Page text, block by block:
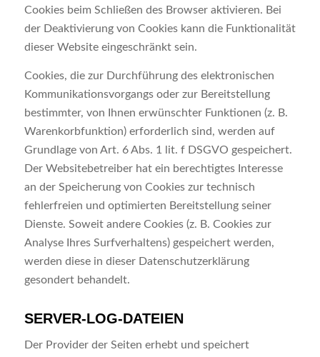
Cookies beim Schließen des Browser aktivieren. Bei
der Deaktivierung von Cookies kann die Funktionalität
dieser Website eingeschränkt sein.
Cookies, die zur Durchführung des elektronischen
Kommunikationsvorgangs oder zur Bereitstellung
bestimmter, von Ihnen erwünschter Funktionen (z. B.
Warenkorbfunktion) erforderlich sind, werden auf
Grundlage von Art. 6 Abs. 1 lit. f DSGVO gespeichert.
Der Websitebetreiber hat ein berechtigtes Interesse
an der Speicherung von Cookies zur technisch
fehlerfreien und optimierten Bereitstellung seiner
Dienste. Soweit andere Cookies (z. B. Cookies zur
Analyse Ihres Surfverhaltens) gespeichert werden,
werden diese in dieser Datenschutzerklärung
gesondert behandelt.
SERVER-LOG-DATEIEN
Der Provider der Seiten erhebt und speichert